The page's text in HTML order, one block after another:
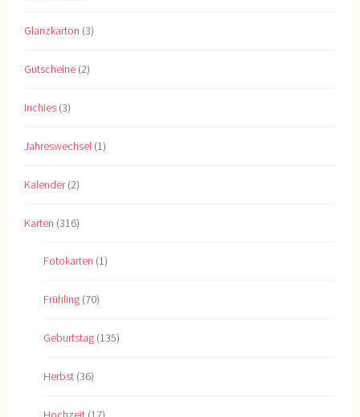
Glanzkarton (3)
Gutscheine (2)
Inchies (3)
Jahreswechsel (1)
Kalender(2)
Karten (316)
Fotokarten (1)
Frühling (70)
Geburtstag (135)
Herbst (36)